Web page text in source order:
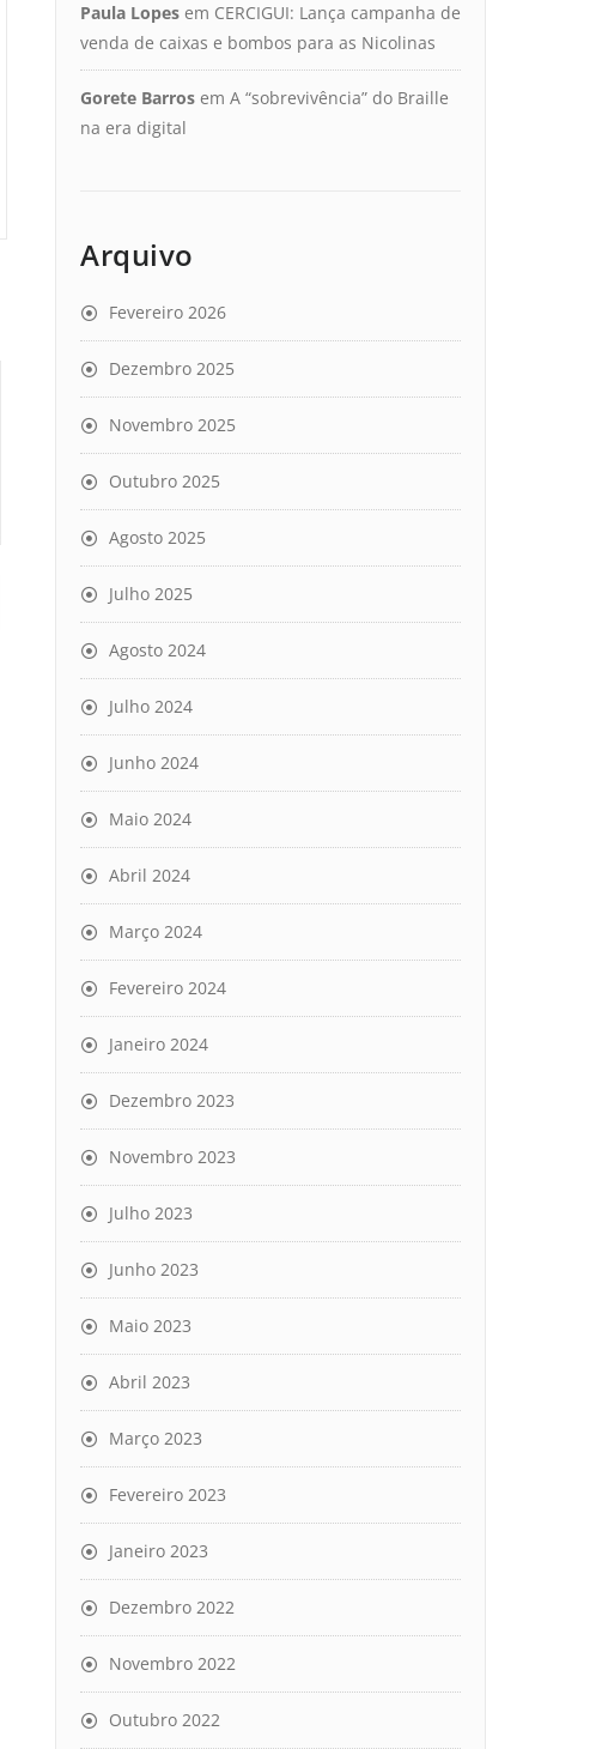
Paula Lopes em CERCIGUI: Lança campanha de
venda de caixas e bombos para as Nicolinas
Gorete Barros em A “sobrevivência” do Braille
na era digital
Arquivo
Fevereiro 2026
Dezembro 2025
Novembro 2025
Outubro 2025
Agosto 2025
Julho 2025
Agosto 2024
Julho 2024
Junho 2024
Maio 2024
Abril 2024
Março 2024
Fevereiro 2024
Janeiro 2024
Dezembro 2023
Novembro 2023
Julho 2023
Junho 2023
Maio 2023
Abril 2023
Março 2023
Fevereiro 2023
Janeiro 2023
Dezembro 2022
Novembro 2022
Outubro 2022